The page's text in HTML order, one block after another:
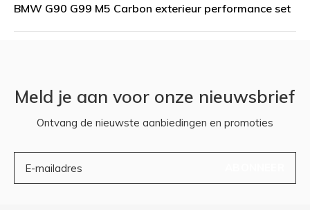
BMW G90 G99 M5 Carbon exterieur performance set
Meld je aan voor onze nieuwsbrief
Ontvang de nieuwste aanbiedingen en promoties